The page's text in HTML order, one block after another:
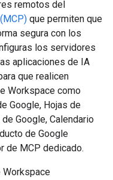
remotos del
que permiten que
segura con los
los servidores
aplicaciones de IA
que realicen
Workspace como
Google, Hojas de
Google, Calendario
de Google
de MCP dedicado.